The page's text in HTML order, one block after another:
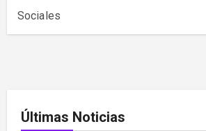
Sociales
Últimas Noticias